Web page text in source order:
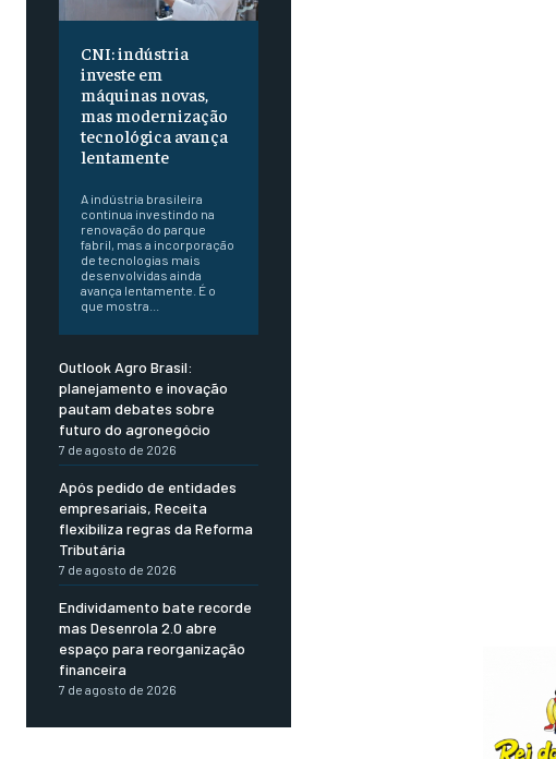
CNI: indústria
investe em
máquinas novas,
mas modernização
tecnológica avança
lentamente
A indústria brasileira
continua investindo na
renovação do parque
fabril, mas a incorporação
de tecnologias mais
desenvolvidas ainda
avança lentamente. É o
que mostra...
Outlook Agro Brasil:
planejamento e inovação
pautam debates sobre
futuro do agronegócio
7 de agosto de 2026
Após pedido de entidades
empresariais, Receita
flexibiliza regras da Reforma
Tributária
7 de agosto de 2026
Endividamento bate recorde
mas Desenrola 2.0 abre
espaço para reorganização
financeira
7 de agosto de 2026